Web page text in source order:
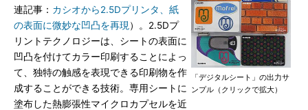
「デジタルシート」の出力サ
ンプル（クリックで拡大）
連記事： カシオから2.5Dプリンタ、紙
の表面に微妙な凹凸を再現 ）。2.5Dプ
リントテクノロジーは、シートの表面に
凹凸を付けてカラー印刷することによっ
て、独特の触感を表現できる印刷物を作
成することができる技術。専用シートに
塗布した熱膨張性マイクロカプセルを近